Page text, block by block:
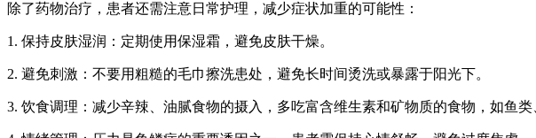
除了药物治疗，患者还需注意日常护理，减少症状加重的可能性：
1. 保持皮肤湿润：定期使用保湿霜，避免皮肤干燥。
2. 避免刺激：不要用粗糙的毛巾擦洗患处，避免长时间烫洗或暴露于阳光下。
3. 饮食调理：减少辛辣、油腻食物的摄入，多吃富含维生素和矿物质的食物，如鱼类